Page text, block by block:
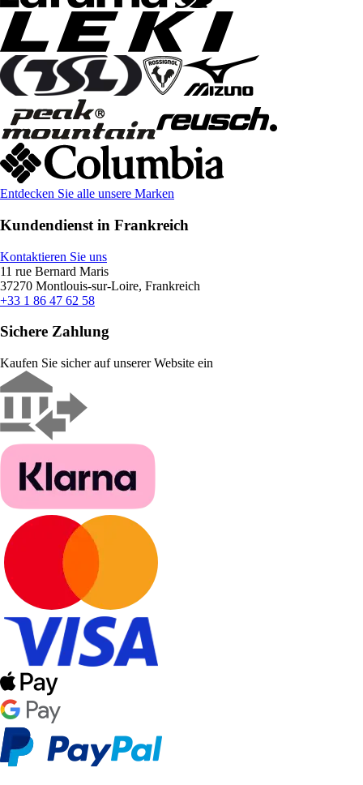
Entdecken Sie alle unsere Marken
Kundendienst in Frankreich
Kontaktieren Sie uns
11 rue Bernard Maris
37270 Montlouis-sur-Loire, Frankreich
+33 1 86 47 62 58
Sichere Zahlung
Kaufen Sie sicher auf unserer Website ein